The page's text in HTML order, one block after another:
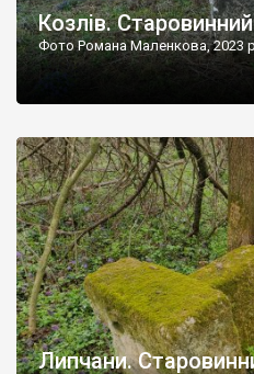
Козлів.
Фото Романа Маленкова, 2023
Липчани.